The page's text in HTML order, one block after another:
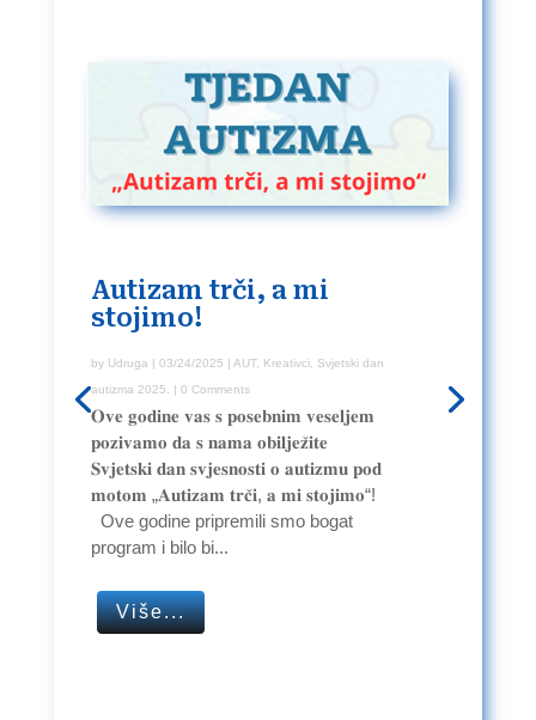
Autizam trči, a mi
stojimo!
by Udruga |03/24/2025 | AUT, Kreativci
Svjetski dan
autizma 2025.
| 0 Comments
𝐎𝐯𝐞 𝐠𝐨𝐝𝐢𝐧𝐞 𝐯𝐚𝐬 𝐬 𝐩𝐨𝐬𝐞𝐛𝐧𝐢𝐦 𝐯𝐞𝐬𝐞𝐥𝐣𝐞𝐦
𝐩𝐨𝐳𝐢𝐯𝐚𝐦𝐨 𝐝𝐚 𝐬 𝐧𝐚𝐦𝐚 𝐨𝐛𝐢𝐥𝐣𝐞𝐳̌𝐢𝐭𝐞
𝐒𝐯𝐣𝐞𝐭𝐬𝐤𝐢 𝐝𝐚𝐧 𝐬𝐯𝐣𝐞𝐬𝐧𝐨𝐬𝐭𝐢 𝐨 𝐚𝐮𝐭𝐢𝐳𝐦𝐮 𝐩𝐨𝐝
𝐦𝐨𝐭𝐨𝐦 „𝐀𝐮𝐭𝐢𝐳𝐚𝐦 𝐭𝐫𝐜̌𝐢, 𝐚 𝐦𝐢 𝐬𝐭𝐨𝐣𝐢𝐦𝐨“! ⁣
⁣ ⁣ Ove godine pripremili smo bogat
program i bilo bi...
Više...